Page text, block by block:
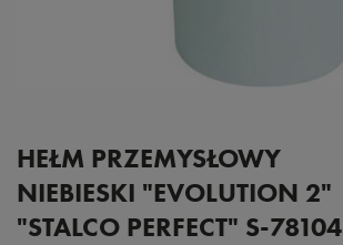
HEŁM PRZEMYSŁOWY
NIEBIESKI "EVOLUTION 2"
"STALCO PERFECT" S-78104